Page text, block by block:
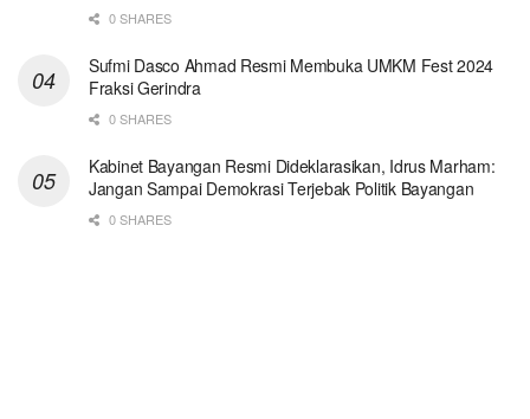
0 SHARES
Sufmi Dasco Ahmad Resmi Membuka UMKM Fest 2024
Fraksi Gerindra
0 SHARES
Kabinet Bayangan Resmi Dideklarasikan, Idrus Marham:
Jangan Sampai Demokrasi Terjebak Politik Bayangan
0 SHARES